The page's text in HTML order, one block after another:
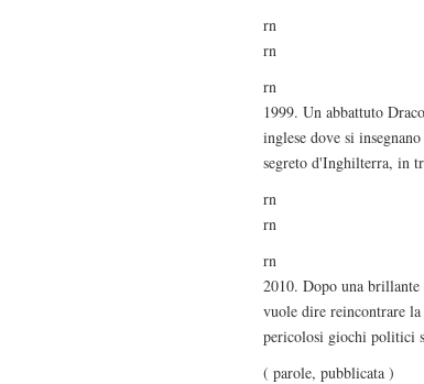
rn
rn
rn
1999. Un abbattuto
inglese dove si
segreto d'Inghilterra, in
rn
rn
rn
2010. Dopo una
vuole dire reincontrare
pericolosi giochi politici
( parole, pubblicata )